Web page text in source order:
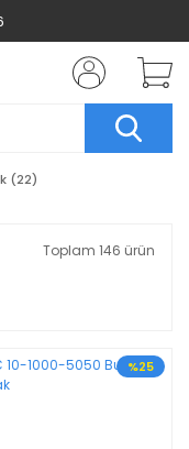
(22)
Toplam 146 ürün
%25